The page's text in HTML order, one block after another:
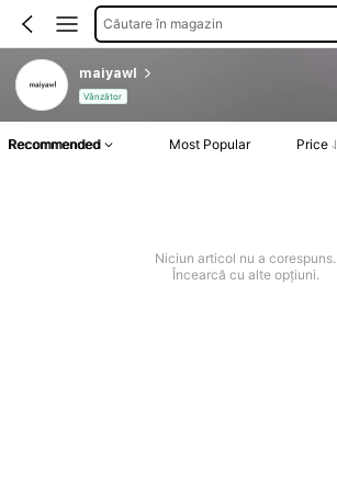
Căutare în magazin
maiyawl
Vânzător
Recommended Most Popular Price
Niciun articol nu a corespuns.
Încearcă cu alte opțiuni.